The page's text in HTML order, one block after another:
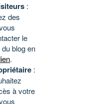
:
des
le
blog en
.
:
à votre